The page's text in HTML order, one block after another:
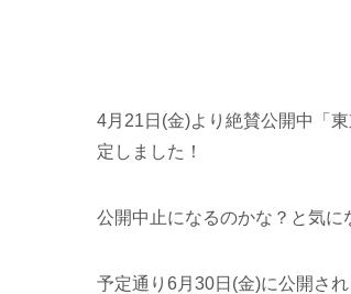
4月21日(金)より絶賛公開中「
定しました！
公開中止になるのかな？と気に
予定通り6月30日(金)に公開され